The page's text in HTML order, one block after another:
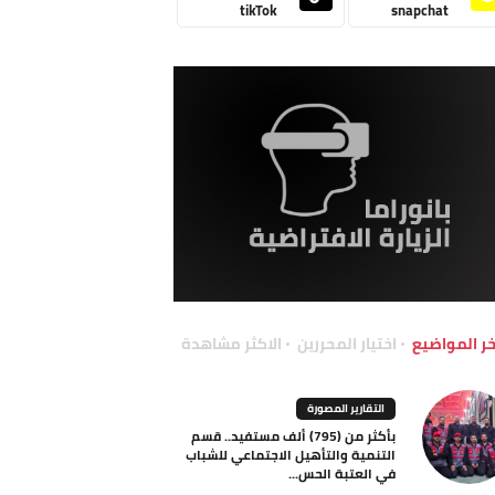
snapchat
tikTok
المواضيع اختيار المحررين الاكثر مشاهدة
التقارير المصورة
بأكثر من (795) ألف مستفيد.. قسم
التنمية والتأهيل الاجتماعي للشباب
في العتبة الحس...